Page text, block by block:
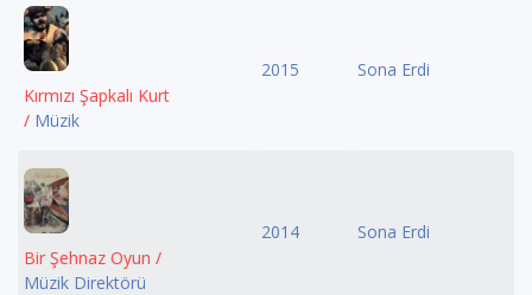
Kırmızı Şapkalı Kurt
/ Müzik
2015 Sona Erdi
Bir Şehnaz Oyun /
Müzik Direktörü
2014 Sona Erdi